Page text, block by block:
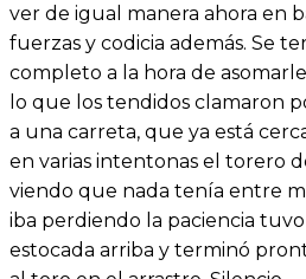
ver de igual manera ahora en
fuerzas y codicia además. Se
completo a la hora de asomarle
lo que los tendidos clamaron
a una carreta, que ya está
en varias intentonas el torero
viendo que nada tenía entre
iba perdiendo la paciencia
estocada arriba y terminó